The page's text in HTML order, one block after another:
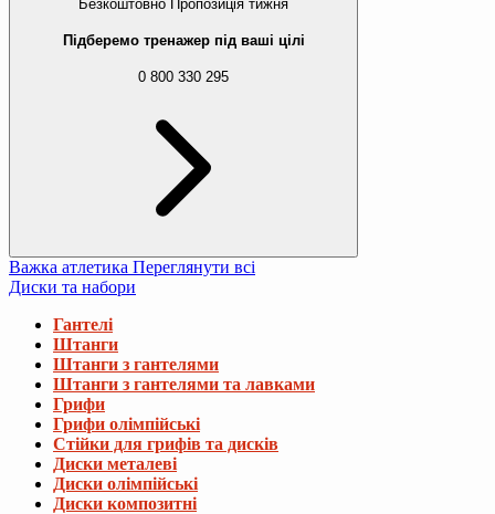
Безкоштовно Пропозиція тижня
Підберемо тренажер під ваші цілі
0 800 330 295
Важка атлетика Переглянути всі
Диски та набори
Гантелі
Штанги
Штанги з гантелями
Штанги з гантелями та лавками
Грифи
Грифи олімпійські
Стійки для грифів та дисків
Диски металеві
Диски олімпійські
Диски композитні